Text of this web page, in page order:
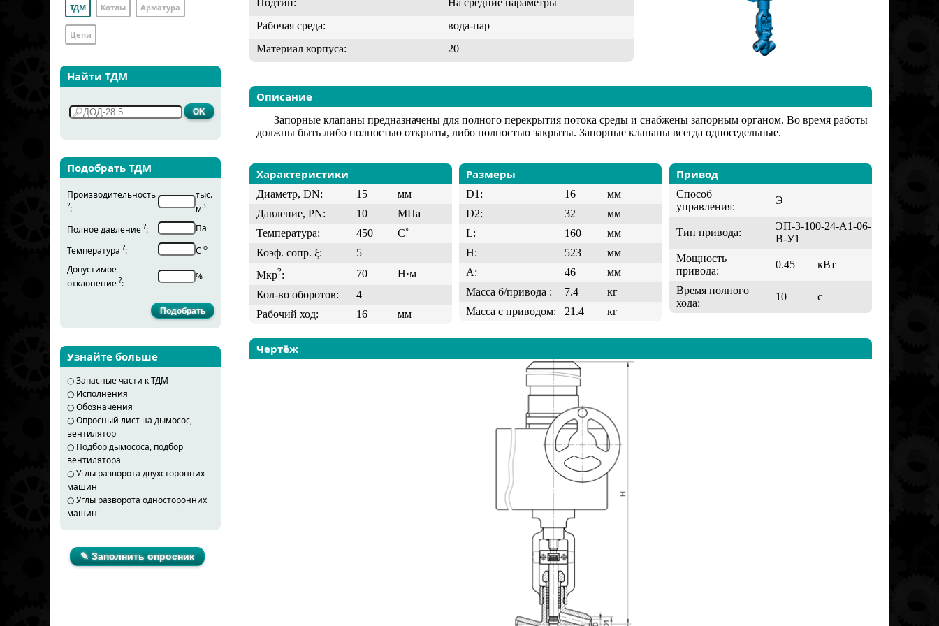
ТДМ Котлы Арматура
Цепи
Найти ТДМ
Подобрать ТДМ
Производительность
?:
тыс.
м3
Полное давление ?:
Па
Температура ?: С о
Допустимое
отклонение ?:
%
Узнайте больше
○Запасные части к ТДМ
○ Исполнения
○Обозначения
○Опросный лист на дымосос,
вентилятор
○ Подбор дымососа, подбор
вентилятора
○Углы разворота двухсторонних
машин
○Углы разворота односторонних
машин
✎ Заполнить опросник
Подтип:
На средние параметры
Рабочая среда:
вода-пар
Материал корпуса:
20
Описание
Запорные клапаны предназначены для полного перекрытия потока среды и снабжены запорным органом. Во время работы
должны быть либо полностью открыты, либо полностью закрыты. Запорные клапаны всегда односедельные.
Характеристики
Диаметр, DN: 15
мм
Давление, PN:
10
МПа
Температура:
450
C˚
Коэф. сопр. ξ:
5
Мкр?: 70
Н·м
Кол-во оборотов:
4
Рабочий ход:
16 мм
Размеры
D1: 16
мм
D2:
32
мм
L:
160
мм
H:
523
мм
A:
46
мм
Масса б/привода :
7.4
кг
Масса с приводом:
21.4 кг
Привод
Способ
управления:
Э
Тип привода:
ЭП-З-100-24-А1-06-
В-У1
Мощность
привода:
0.45 кВт
Время полного
хода:
10 с
Чертёж